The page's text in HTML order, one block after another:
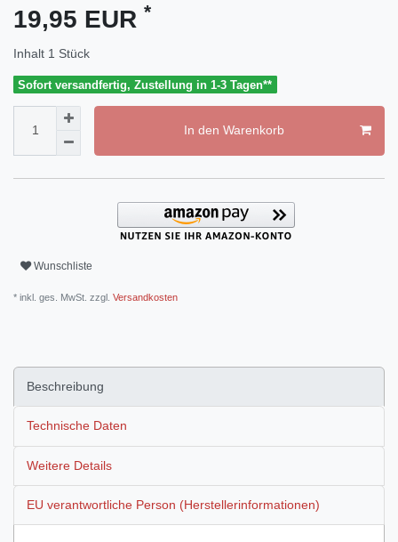
19,95 EUR *
Inhalt 1 Stück
Sofort versandfertig, Zustellung in 1-3 Tagen**
In den Warenkorb
Wunschliste
* inkl. ges. MwSt. zzgl. Versandkosten
Beschreibung
Technische Daten
Weitere Details
EU verantwortliche Person (Herstellerinformationen)